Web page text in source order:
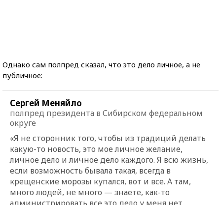
Однако сам полпред сказал, что это дело личное, а не
публичное:
Сергей Меняйло
полпред президента в Сибирском федеральном
округе
«Я не сторонник того, чтобы из традиций делать
какую-то новость, это мое личное желание,
личное дело и личное дело каждого. Я всю жизнь,
если возможность бывала такая, всегда в
крещенские морозы купался, вот и все. А там,
много людей, не много — знаете, как-то